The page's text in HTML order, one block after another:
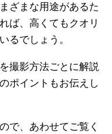
ざまな用途があるた
ば、高くてもクオリ
るでしょう。
撮影方法ごとに解説
ポイントもお伝えし
で、あわせてご覧く